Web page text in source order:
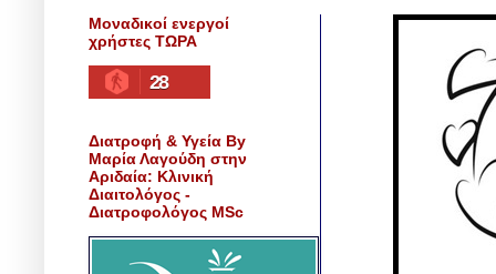
Μοναδικοί ενεργοί
χρήστες ΤΩΡΑ
28
Διατροφή & Υγεία By
Μαρία Λαγούδη στην
Αριδαία: Κλινική
Διαιτολόγος -
Διατροφολόγος MSc